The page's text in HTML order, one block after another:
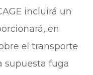
incluirá un
en
el transporte
supuesta fuga